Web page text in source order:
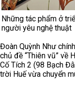
Những tác phẩm ở
người yêu nghệ thuật
Đoàn Quỳnh Như
chủ đề “Thiên vũ” về
Cố Tích 2 (98 Bạch
trời Huế vừa chuyển